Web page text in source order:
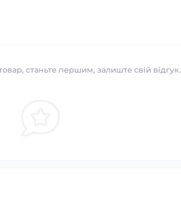
станьте першим, залиште свій відгук.